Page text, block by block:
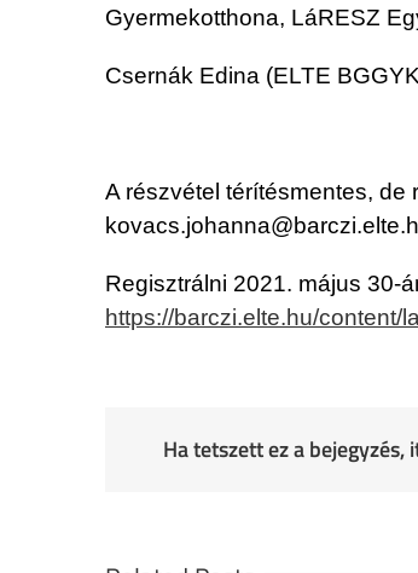
Gyermekotthona, LáRESZ
Csernák Edina (ELTE
A részvétel térítésmentes, de
Regisztrálni 2021. május 30-
https://barczi.elte.hu/content/
Ha tetszett ez a